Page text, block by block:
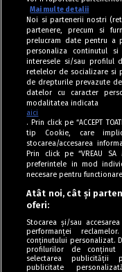
Mai multe detalii
Noi si partenerii nostri
partenere, precum si
prelucram date pentru a
personaliza continutul
interesele si/sau profilul
retelelor de socializare si
de drepturile prevazute
datelor cu caracter
modalitatea indicata
aici
. Prin click pe “ACCEPT
tip Cookie, care
stocarea/accesarea
Prin click pe “VREAU SA
preferintele in mod
necesare pentru
Atât noi, cât și
oferi:
Stocarea și/sau
performanței
conținutului personalizat.
profilurilor de conținut
selectarea publicității
publicitate